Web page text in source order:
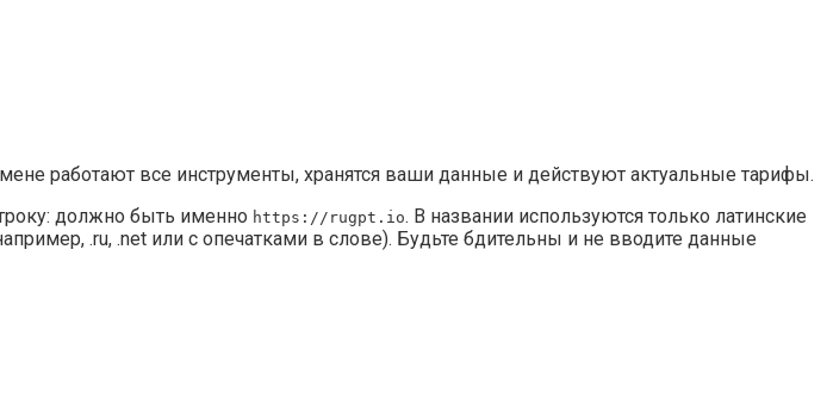
работают все инструменты, хранятся ваши данные и действуют актуальные тарифы.
должно быть именно https://rugpt.io. В названии используются только латинские
.ru, .net или с опечатками в слове). Будьте бдительны и не вводите данные